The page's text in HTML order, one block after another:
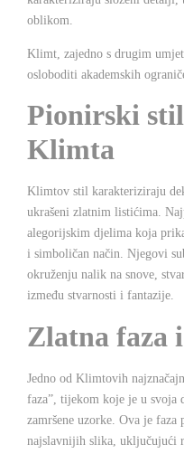
oblikom.
Klimt, zajedno s drugim
osloboditi akademskih
Pionirski
Klimta
Klimtov stil karakteriziraju
ukrašeni zlatnim listićima.
alegorijskim djelima koja
i simboličan način. Njegovi
okruženju nalik na snove,
između stvarnosti i fantazije.
Zlatna faza
Jedno od Klimtovih
faza”, tijekom koje je u svoja
zamršene uzorke. Ova je
najslavnijih slika, uključujući